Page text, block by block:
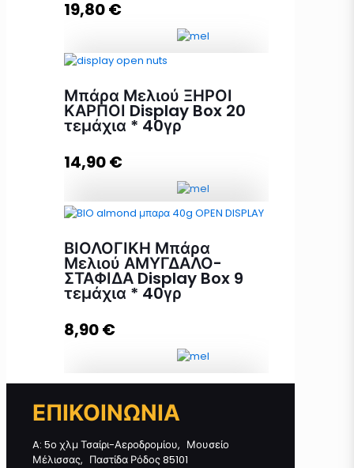
19,80€
Mπάρα Μελιού με GOJI BERRY +
CRANBERRY Display Box 24
τεμάχια x 40γρ ποσότητα
Προσθήκη στο καλάθι
Μπάρα Μελιού ΞΗΡΟΙ
ΚΑΡΠΟΙ Display Box 20
τεμάχια * 40γρ
14,90€
Display Box 20 τεμάχια * 40γρ
ποσότητα
ΒΙΟΛΟΓΙΚΗ Μπάρα
Μελιού ΑΜΥΓΔΑΛΟ-
ΣΤΑΦΙΔΑ Display Box 9
τεμάχια * 40γρ
8,90€
ΒΙΟΛΟΓΙΚΗ Μπάρα Μελιού
ΑΜΥΓΔΑΛΟ-ΣΤΑΦΙΔΑ Display Box
9 τεμάχια * 40γρ ποσότητα
ΕΠΙΚΟΙΝΩΝΙΑ
A: 5ο χλμ Τσαίρι-Αεροδρομίου, Μουσείο
Μέλισσας, Παστίδα Ρόδος 85101